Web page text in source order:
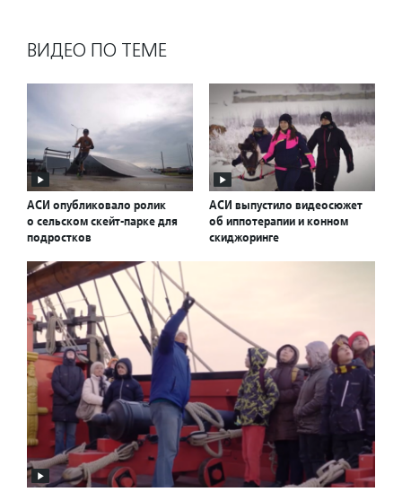
ВИДЕО ПО ТЕМЕ
АСИ опубликовало ролик
о сельском скейт-парке для
подростков
АСИ выпустило видеосюжет
об иппотерапии и конном
скиджоринге